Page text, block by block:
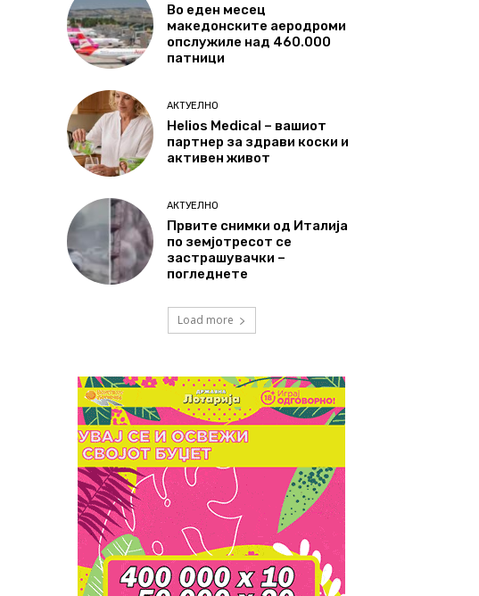
Во еден месец
македонските аеродроми
опслужиле над 460.000
патници
АКТУЕЛНО
Helios Medical – вашиот
партнер за здрави коски и
активен живот
АКТУЕЛНО
Првите снимки од Италија
по земјотресот се
застрашувачки –
погледнете
Load more